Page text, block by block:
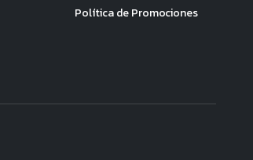
Política de Promociones